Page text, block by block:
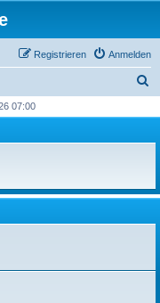
Anmelden
Registrieren
h
07:00